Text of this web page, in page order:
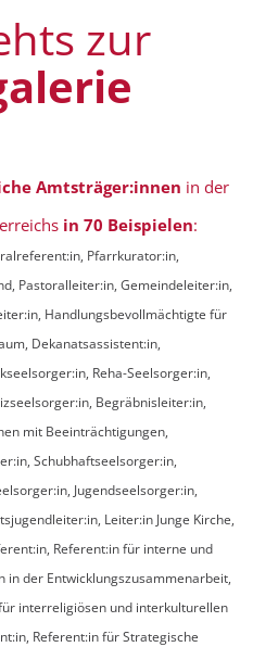
zur
Amtsträger:innen in der
in 70 Beispielen:
Pfarrkurator:in,
Pastoralleiter:in, Gemeindeleiter:in,
Handlungsbevollmächtigte für
Dekanatsassistent:in,
Reha-Seelsorger:in,
Begräbnisleiter:in,
mit Beeinträchtigungen,
Schubhaftseelsorger:in,
Jugendseelsorger:in,
Leiter:in Junge Kirche,
Referent:in für interne und
in der Entwicklungszusammenarbeit,
interreligiösen und interkulturellen
Referent:in für Strategische